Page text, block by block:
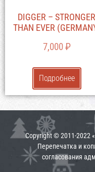
DIGGER – STRONGER
THAN EVER
7,000₽
Подробнее
Copyright © 2011-2022
Перепечатка и
согласования